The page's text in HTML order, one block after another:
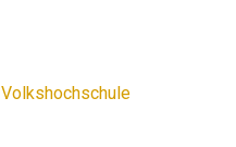
Volkshochschule